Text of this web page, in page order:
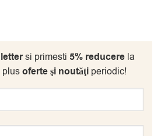
si primesti 5% reducere la
plusoferte şi noutăţiperiodic!